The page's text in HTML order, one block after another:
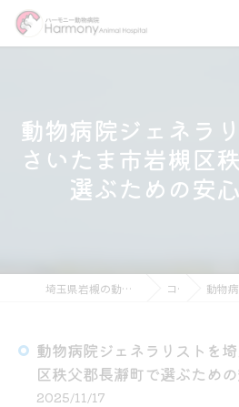
動物病院ジェネラ
さいたま市岩槻区
選ぶための安
埼玉県岩槻の動物病院ならハーモニー動物病院 コラム 動物病院ジェネ
動物病院ジェネラリストを
区秩父郡長瀞町で選ぶため
2025/11/17